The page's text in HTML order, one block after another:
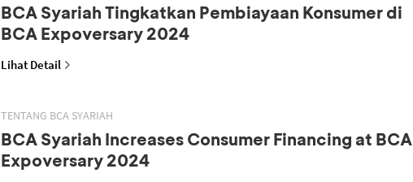
BCA Syariah Tingkatkan Pembiayaan Konsumer di
BCA Expoversary 2024
Lihat Detail
TENTANG BCA SYARIAH
BCA Syariah Increases Consumer Financing at BCA
Expoversary 2024